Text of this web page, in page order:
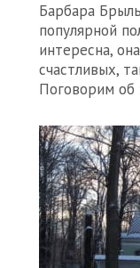
Барбара
популярной
интересна,
счастливых,
Поговорим об